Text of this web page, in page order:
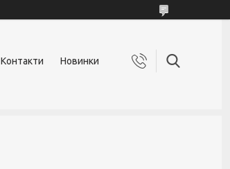
Контакти Новинки